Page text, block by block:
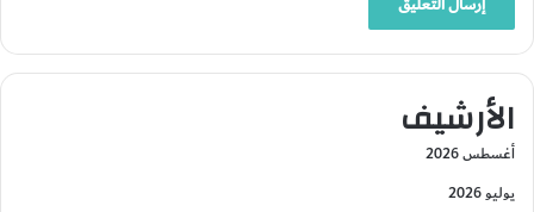
الأرشيف
أغسطس 2026
يوليو 2026